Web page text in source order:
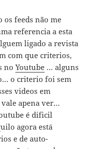
feeds não me
referencia a esta
ligado a revista
com que criterios,
noYoutube … alguns
o criterio foi sem
videos em
apena ver…
é dificil
agora está
e de auto-